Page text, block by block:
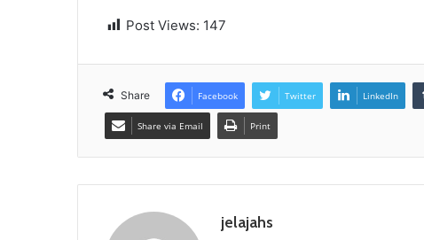
Post Views: 147
Share Facebook Twitter LinkedIn
Share via Email Print
jelajahs